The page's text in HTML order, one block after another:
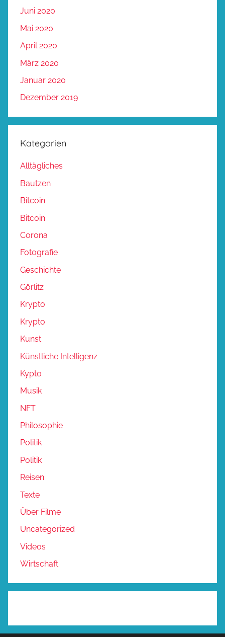
Juni 2020
Mai 2020
April 2020
März 2020
Januar 2020
Dezember 2019
Kategorien
Alltägliches
Bautzen
Bitcoin
Bitcoin
Corona
Fotografie
Geschichte
Görlitz
Krypto
Krypto
Kunst
Künstliche Intelligenz
Kypto
Musik
NFT
Philosophie
Politik
Politik
Reisen
Texte
Über Filme
Uncategorized
Videos
Wirtschaft